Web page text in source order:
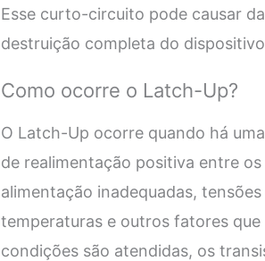
Esse curto-circuito pode causar
destruição completa do
Como ocorre o Latch-Up?
O Latch-Up ocorre quando há
de realimentação positiva entre
alimentação inadequadas,
temperaturas e outros fatores
condições são atendidas, os